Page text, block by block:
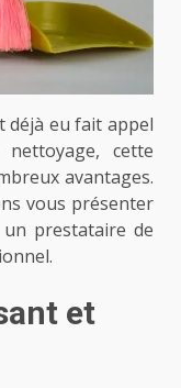
déjà eu fait appel
cette
avantages.
vous présenter
prestataire de
et